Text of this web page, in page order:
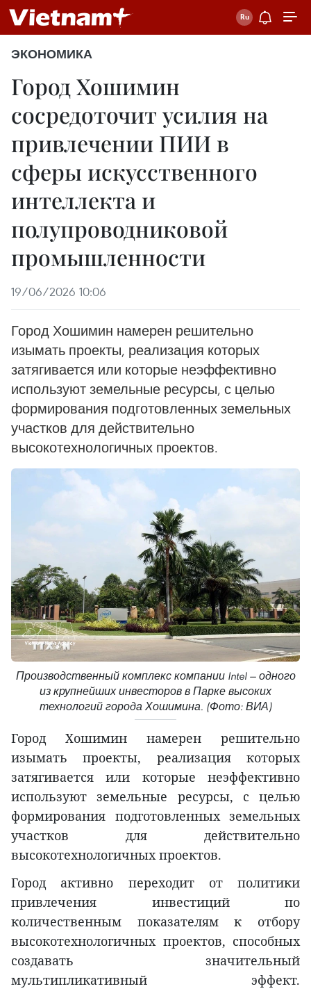
ЭКОНОМИКА
Город Хошимин
сосредоточит усилия на
привлечении ПИИ в
сферы искусственного
интеллекта и
полупроводниковой
промышленности
19/06/2026 10:06
Город Хошимин намерен решительно
изымать проекты, реализация которых
затягивается или которые неэффективно
используют земельные ресурсы, с целью
формирования подготовленных земельных
участков для действительно
высокотехнологичных проектов.
Производственный комплекс компании Intel — одного
из крупнейших инвесторов в Парке высоких
технологий города Хошимина. (Фото: ВИА)
Город Хошимин намерен решительно
изымать проекты, реализация которых
затягивается или которые неэффективно
используют земельные ресурсы, с целью
формирования подготовленных земельных
участков для действительно
высокотехнологичных проектов.
Город активно переходит от политики
привлечения инвестиций по
количественным показателям к отбору
высокотехнологичных проектов, способных
создавать значительный
мультипликативный эффект.